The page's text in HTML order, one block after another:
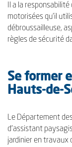
Il a la
motorisées qu’il
débroussailleuse,
règles de sécurité
Se former
Hauts-de-
Le Département
d’assistant
jardinier en travaux